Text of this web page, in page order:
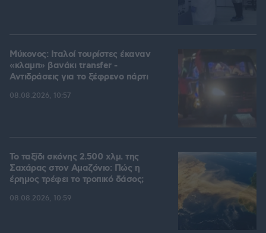
Μύκονος: Ιταλοί τουρίστες έκαναν
«κλαμπ» βανάκι transfer -
Αντιδράσεις για το ξέφρενο πάρτι
08.08.2026, 10:57
Το ταξίδι σκόνης 2.500 χλμ. της
Σαχάρας στον Αμαζόνιο: Πώς η
έρημος τρέφει το τροπικό δάσος;
08.08.2026, 10:59